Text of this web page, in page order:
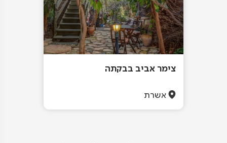
צימר אביב בבקתה
אשרת